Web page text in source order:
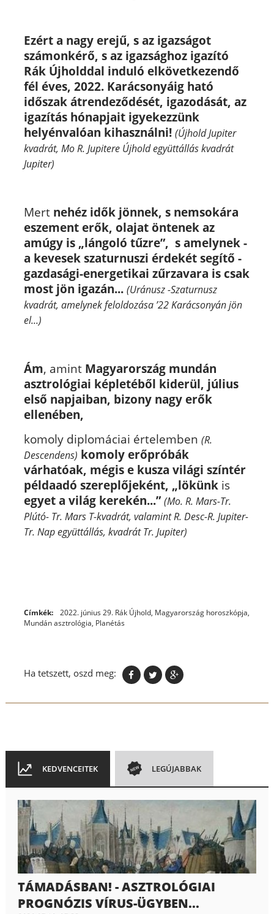
Ezért a nagy erejű, s az igazságot
számonkérő, s az igazsághoz igazító
Rák Újholddal induló elkövetkezendő
fél éves, 2022. Karácsonyáig ható
időszak átrendeződését, igazodását, az
igazítás hónapjait igyekezzünk
helyénvalóan kihasználni! (Újhold Jupiter
kvadrát, Mo R. Jupitere Újhold együttállás kvadrát
Jupiter)
Mert nehéz idők jönnek, s nemsokára
eszement erők, olajat öntenek az
amúgy is „lángoló tűzre”, s amelynek -
a kevesek szaturnuszi érdekét segítő -
gazdasági-energetikai zűrzavara is csak
most jön igazán... (Uránusz -Szaturnusz
kvadrát, amelynek feloldozása ’22 Karácsonyán jön
el...)
Ám, amint Magyarország mundán
asztrológiai képletéből kiderül, július
első napjaiban, bizony nagy erők
ellenében,
komoly diplomáciai értelemben (R.
Descendens) komoly erőpróbák
várhatóak, mégis e kusza világi színtér
példaadó szereplőjeként, „lökünk is
egyet a világ kerekén...” (Mo. R. Mars-Tr.
Plútó- Tr. Mars T-kvadrát, valamint R. Desc-R. Jupiter-
Tr. Nap együttállás, kvadrát Tr. Jupiter)
Címkék: 2022. június 29. Rák Újhold, Magyarország horoszkópja,
Mundán asztrológia, Planétás
Ha tetszett, oszd meg:
KEDVENCEITEK LEGÚJABBAK
TÁMADÁSBAN! - ASZTROLÓGIAI
PROGNÓZIS VÍRUS-ÜGYBEN...